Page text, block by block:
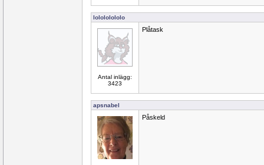
lolololololo
Antal inlägg:
3423
Plåtask
apsnabel
Påskeld